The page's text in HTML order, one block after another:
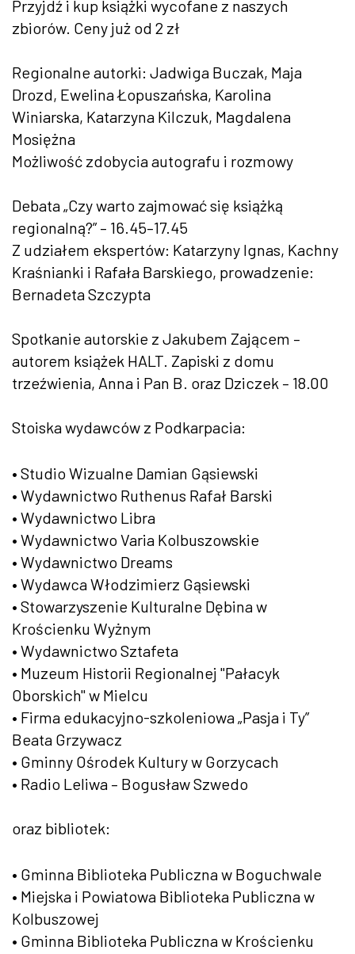
Przyjdź i kup książki wycofane z naszych
zbiorów. Ceny już od 2 zł
Regionalne autorki: Jadwiga Buczak, Maja
Drozd, Ewelina Łopuszańska, Karolina
Winiarska, Katarzyna Kilczuk, Magdalena
Mosiężna
Możliwość zdobycia autografu i rozmowy
Debata „Czy warto zajmować się książką
regionalną?” – 16.45–17.45
Z udziałem ekspertów: Katarzyny Ignas, Kachny
Kraśnianki i Rafała Barskiego, prowadzenie:
Bernadeta Szczypta
Spotkanie autorskie z Jakubem Zającem –
autorem książek HALT. Zapiski z domu
trzeźwienia, Anna i Pan B. oraz Dziczek – 18.00
Stoiska wydawców z Podkarpacia:
• Studio Wizualne Damian Gąsiewski
• Wydawnictwo Ruthenus Rafał Barski
• Wydawnictwo Libra
• Wydawnictwo Varia Kolbuszowskie
• Wydawnictwo Dreams
• Wydawca Włodzimierz Gąsiewski
• Stowarzyszenie Kulturalne Dębina w
Krościenku Wyżnym
• Wydawnictwo Sztafeta
• Muzeum Historii Regionalnej "Pałacyk
Oborskich" w Mielcu
• Firma edukacyjno-szkoleniowa „Pasja i Ty”
Beata Grzywacz
• Gminny Ośrodek Kultury w Gorzycach
• Radio Leliwa – Bogusław Szwedo
oraz bibliotek:
• Gminna Biblioteka Publiczna w Boguchwale
• Miejska i Powiatowa Biblioteka Publiczna w
Kolbuszowej
• Gminna Biblioteka Publiczna w Krościenku